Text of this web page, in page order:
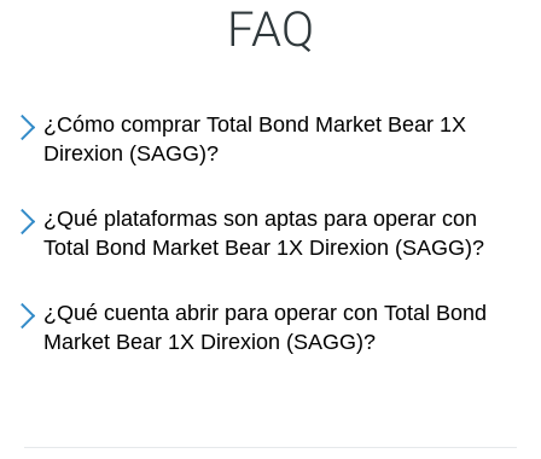
FAQ
¿Cómo comprar Total Bond Market Bear 1X
Direxion (SAGG)?
¿Qué plataformas son aptas para operar con
Total Bond Market Bear 1X Direxion (SAGG)?
¿Qué cuenta abrir para operar con Total Bond
Market Bear 1X Direxion (SAGG)?